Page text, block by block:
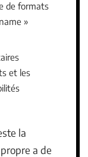
de formats
»
et les
la
a de